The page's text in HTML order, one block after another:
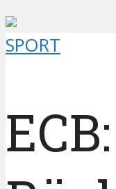
SPORT